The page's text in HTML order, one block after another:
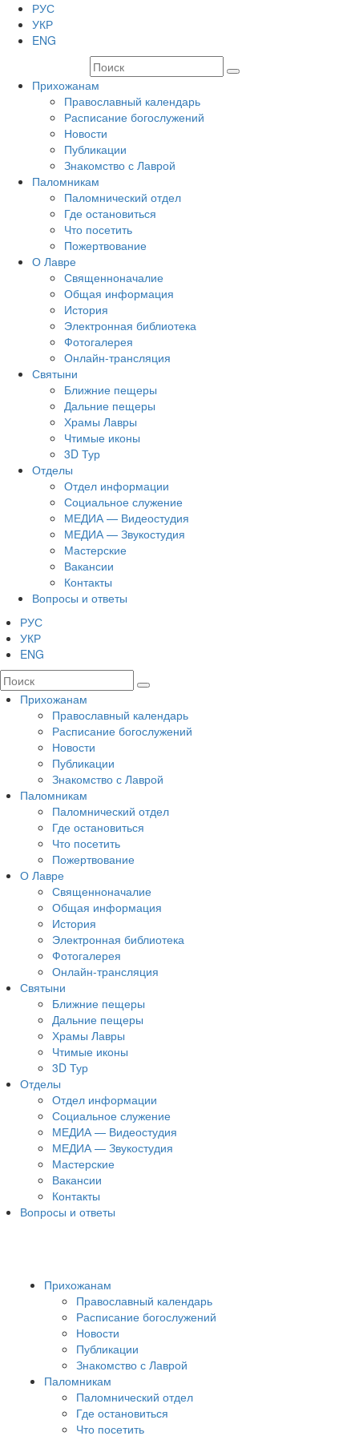
РУС
УКР
ENG
Прихожанам
Православный календарь
Расписание богослужений
Новости
Публикации
Знакомство с Лаврой
Паломникам
Паломнический отдел
Где остановиться
Что посетить
Пожертвование
О Лавре
Священноначалие
Общая информация
История
Электронная библиотека
Фотогалерея
Онлайн-трансляция
Святыни
Ближние пещеры
Дальние пещеры
Храмы Лавры
Чтимые иконы
3D Тур
Отделы
Отдел информации
Социальное служение
МЕДИА — Видеостудия
МЕДИА — Звукостудия
Мастерские
Вакансии
Контакты
Вопросы и ответы
РУС
УКР
ENG
Прихожанам
Православный календарь
Расписание богослужений
Новости
Публикации
Знакомство с Лаврой
Паломникам
Паломнический отдел
Где остановиться
Что посетить
Пожертвование
О Лавре
Священноначалие
Общая информация
История
Электронная библиотека
Фотогалерея
Онлайн-трансляция
Святыни
Ближние пещеры
Дальние пещеры
Храмы Лавры
Чтимые иконы
3D Тур
Отделы
Отдел информации
Социальное служение
МЕДИА — Видеостудия
МЕДИА — Звукостудия
Мастерские
Вакансии
Контакты
Вопросы и ответы
Прихожанам
Православный календарь
Расписание богослужений
Новости
Публикации
Знакомство с Лаврой
Паломникам
Паломнический отдел
Где остановиться
Что посетить